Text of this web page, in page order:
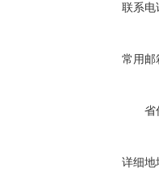
联系电
常用邮
省
详细地